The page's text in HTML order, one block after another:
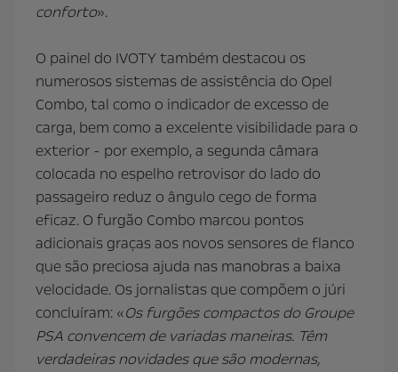
conforto».
O painel do IVOTY também destacou os
numerosos sistemas de assistência do Opel
Combo, tal como o indicador de excesso de
carga, bem como a excelente visibilidade para o
exterior - por exemplo, a segunda câmara
colocada no espelho retrovisor do lado do
passageiro reduz o ângulo cego de forma
eficaz. O furgão Combo marcou pontos
adicionais graças aos novos sensores de flanco
que são preciosa ajuda nas manobras a baixa
velocidade. Os jornalistas que compõem o júri
concluíram: «Os furgões compactos do Groupe
PSA convencem de variadas maneiras. Têm
verdadeiras novidades que são modernas,